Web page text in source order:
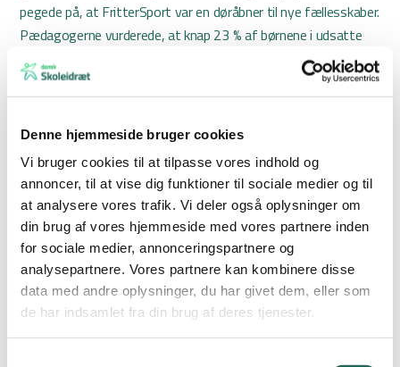
Denne hjemmeside bruger cookies
Vi bruger cookies til at tilpasse vores indhold og
annoncer, til at vise dig funktioner til sociale medier og til
at analysere vores trafik. Vi deler også oplysninger om
din brug af vores hjemmeside med vores partnere inden
for sociale medier, annonceringspartnere og
analysepartnere. Vores partnere kan kombinere disse
data med andre oplysninger, du har givet dem, eller som
de har indsamlet fra din brug af deres tjenester.
pegede på, at FritterSport var en døråbner til nye fællesskaber.
Pædagogerne vurderede, at knap 23 % af børnene i udsatte
positioner, som deltog i FritterSport, indgik i nye fællesskaber.
Evalueringen viste også en positiv udvikling i børnenes
oplevelse af ensomhed i skolen. Her faldt andelen, der svarede
ja til, at de følte sig ensomme, fra 40 % før indsatsen til 17 %
efter. Rapporten pegede på, at det kan hænge sammen med,
at børnene gennem FritterSport lærer hinanden bedre at kende
på tværs af klasser og årgange.
Flere med i fællesskaber
Nu bliver indsatsen opskaleret og forankret endnu bredere.